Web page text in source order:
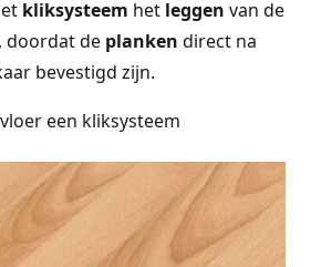
kliksysteem het leggen van de
doordat de planken direct na
bevestigd zijn.
een kliksysteem